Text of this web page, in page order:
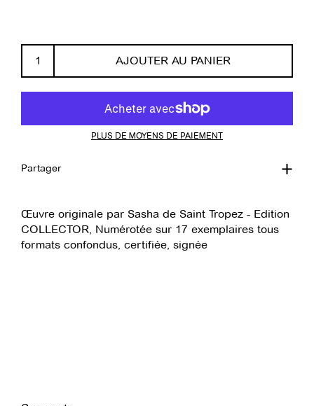
AJOUTER AU PANIER
PLUS DE MOYENS DE PAIEMENT
Partager
Œuvre originale par Sasha de Saint Tropez - Edition
COLLECTOR, Numérotée sur 17 exemplaires tous
formats confondus, certifiée, signée